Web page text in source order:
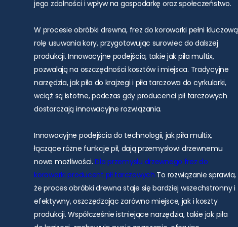
jego zdolności i wpływ na gospodarkę oraz społeczeństwo.
W procesie obróbki drewna, frez do korowarki pełni kluczową
rolę usuwania kory, przygotowując surowiec do dalszej
produkcji. Innowacyjne podejścia, takie jak piła multix,
pozwalają na oszczędności kosztów i miejsca. Tradycyjne
narzędzia, jak piła do krajzegi i piła tarczowa do cyrkularki,
wciąż są istotne, podczas gdy producenci pił tarczowych
dostarczają innowacyjne rozwiązania.
Innowacyjne podejścia do technologii, jak piła multix,
łączące różne funkcje pił, dają przemysłowi drzewnemu
nowe możliwości.Dla przemysłu drzewnego frez do
korowarki producent pił tarczowych To rozwiązanie sprawia,
że proces obróbki drewna staje się bardziej wszechstronny i
efektywny, oszczędzając zarówno miejsce, jak i koszty
produkcji. Współcześnie istniejące narzędzia, takie jak piła